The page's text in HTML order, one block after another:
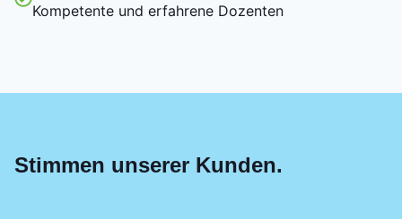
Kompetente und erfahrene Dozenten
Stimmen unserer Kunden.